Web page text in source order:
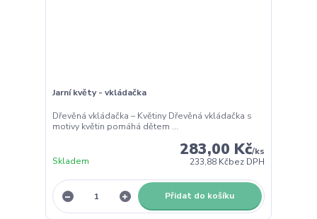
Jarní květy - vkládačka
Dřevěná vkládačka – Květiny Dřevěná vkládačka s
motivy květin pomáhá dětem ...
283,00 Kč/ks
233,88 Kčbez DPH
Skladem
Přidat do košíku